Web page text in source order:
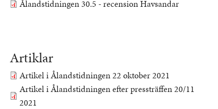
Dokument
Ålandstidningen 30.5 - recension Havsandar
Artiklar
Dokument
Artikel i Ålandstidningen 22 oktober 2021
Dokument
Artikel i Ålandstidningen efter pressträffen 20/11
2021